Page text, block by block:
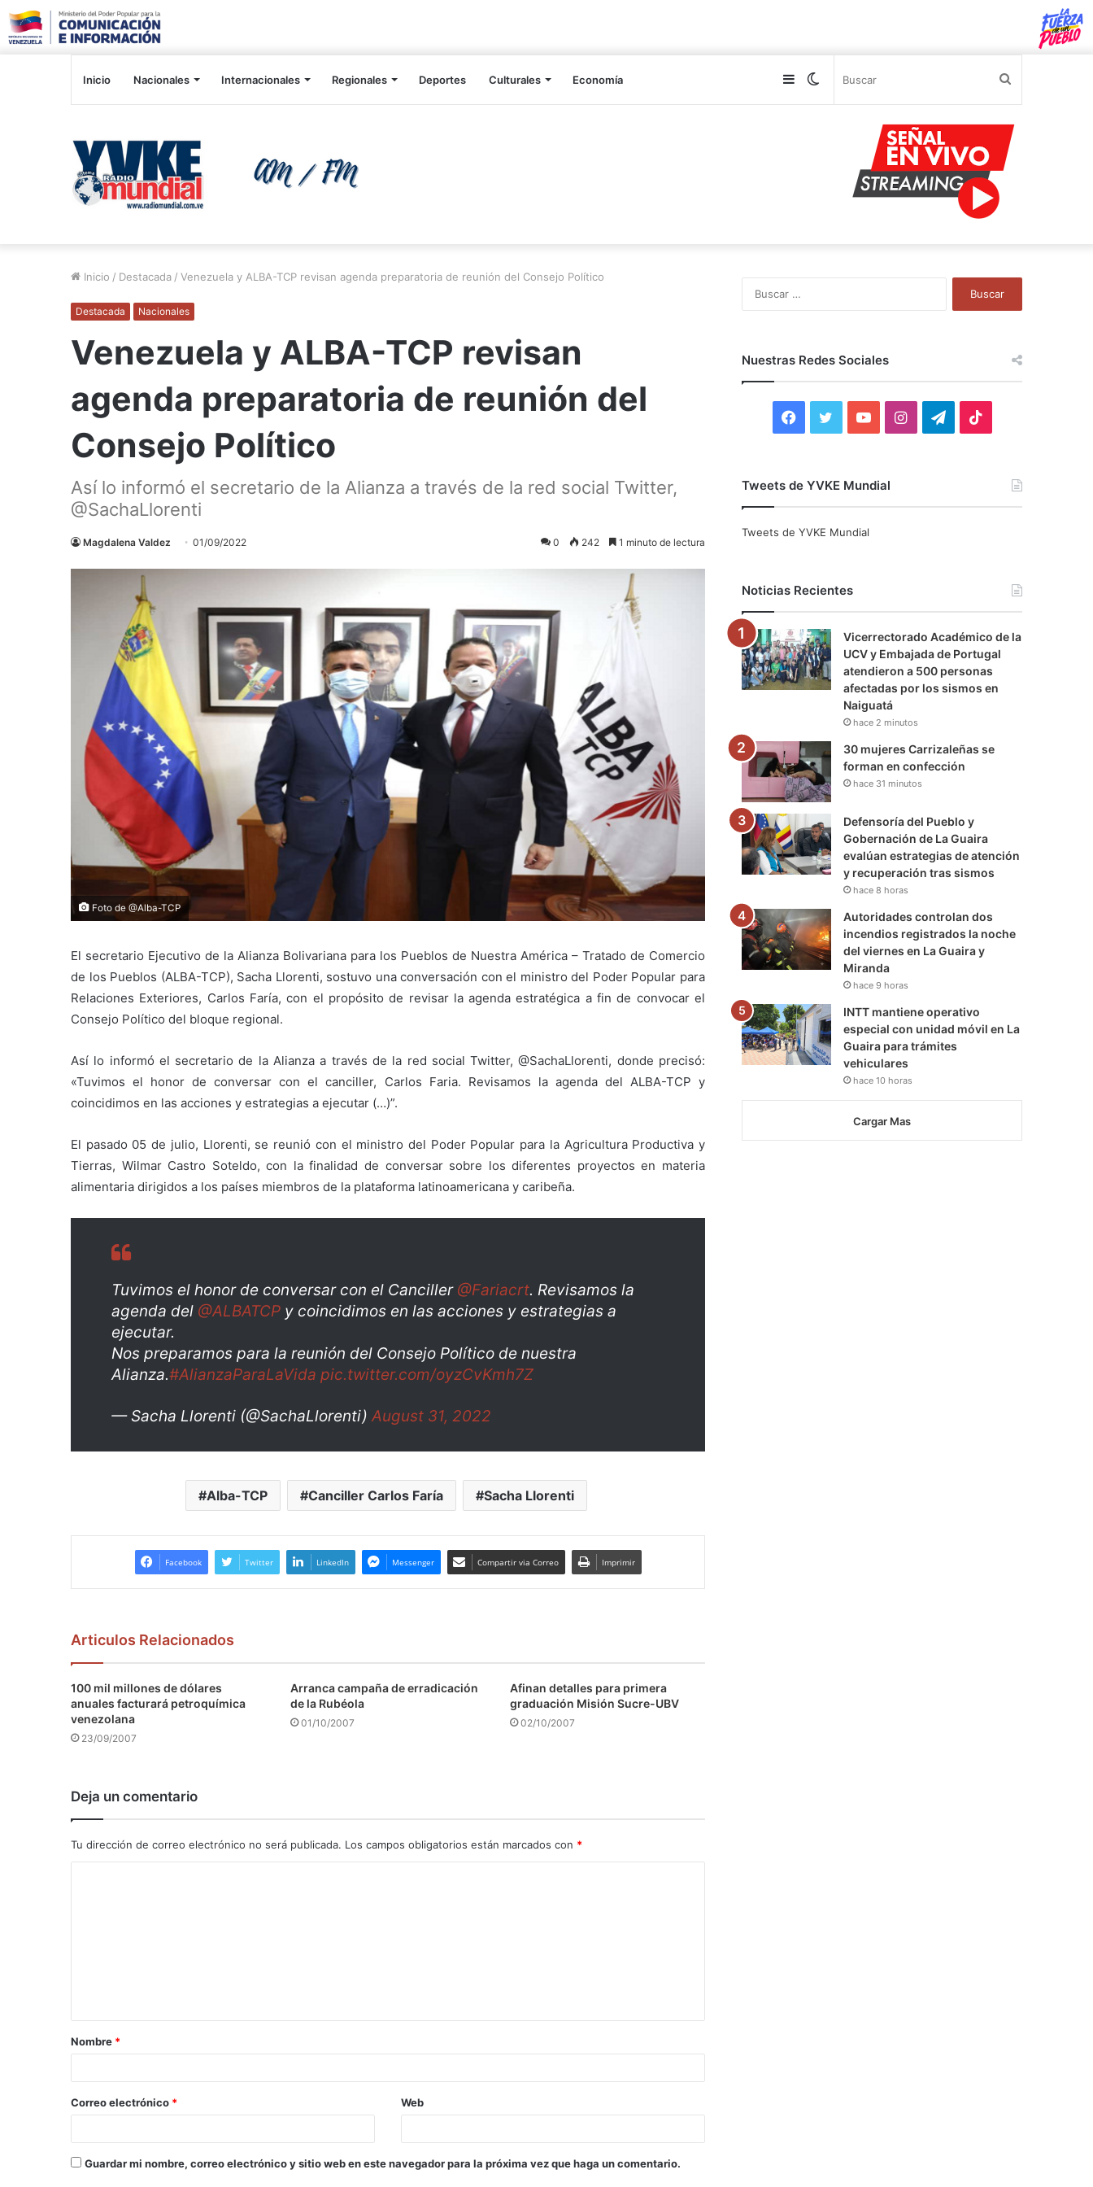
Inicio Nacionales Internacionales Regionales Deportes Culturales Economía Switch
Sidebar
Inicio / Destacada / Venezuela y ALBA-TCP revisan agenda preparatoria de reunión del Consejo Político
Destacada Nacionales
Venezuela y ALBA-TCP revisan
agenda preparatoria de reunión del
Consejo Político
Así lo informó el secretario de la Alianza a través de la red social Twitter,
@SachaLlorenti
Magdalena Valdez 01/09/2022 0 242 1 minuto de lectura
Foto de @Alba-TCP
El secretario Ejecutivo de la Alianza Bolivariana para los Pueblos de Nuestra América – Tratado de Comercio
de los Pueblos (ALBA-TCP), Sacha Llorenti, sostuvo una conversación con el ministro del Poder Popular para
Relaciones Exteriores, Carlos Faría, con el propósito de revisar la agenda estratégica a fin de convocar el
Consejo Político del bloque regional.
Así lo informó el secretario de la Alianza a través de la red social Twitter, @SachaLlorenti, donde precisó:
«Tuvimos el honor de conversar con el canciller, Carlos Faria. Revisamos la agenda del ALBA-TCP y
coincidimos en las acciones y estrategias a ejecutar (…)”.
El pasado 05 de julio, Llorenti, se reunió con el ministro del Poder Popular para la Agricultura Productiva y
Tierras, Wilmar Castro Soteldo, con la finalidad de conversar sobre los diferentes proyectos en materia
alimentaria dirigidos a los países miembros de la plataforma latinoamericana y caribeña.
Tuvimos el honor de conversar con el Canciller @Fariacrt. Revisamos la
agenda del @ALBATCP y coincidimos en las acciones y estrategias a
ejecutar.
Nos preparamos para la reunión del Consejo Político de nuestra
Alianza.#AlianzaParaLaVida pic.twitter.com/oyzCvKmh7Z
— Sacha Llorenti (@SachaLlorenti) August 31, 2022
Alba-TCP Canciller Carlos Faría Sacha Llorenti
Facebook Twitter LinkedIn Messenger Compartir via Correo Imprimir
Articulos Relacionados
100 mil millones de dólares
anuales facturará petroquímica
venezolana
23/09/2007
Arranca campaña de erradicación
de la Rubéola
01/10/2007
Afinan detalles para primera
graduación Misión Sucre-UBV
02/10/2007
Deja un comentario
Tu dirección de correo electrónico no será publicada. Los campos obligatorios están marcados con *
a
r
*
Nombre *
Correo electrónico * Web
Guardar mi nombre, correo electrónico y sitio web en este navegador para la próxima vez que haga un comentario.
Nuestras Redes Sociales
F
c
o
k
i
r
Y
u
e
I
r
a
m
T
a
m
Tweets de YVKE Mundial
Tweets de YVKE Mundial
Noticias Recientes
Vicerrectorado Académico de la
UCV y Embajada de Portugal
atendieron a 500 personas
afectadas por los sismos en
Naiguatá
hace 2 minutos
30 mujeres Carrizaleñas se
forman en confección
hace 31 minutos
Defensoría del Pueblo y
Gobernación de La Guaira
evalúan estrategias de atención
y recuperación tras sismos
hace 8 horas
Autoridades controlan dos
incendios registrados la noche
del viernes en La Guaira y
Miranda
hace 9 horas
INTT mantiene operativo
especial con unidad móvil en La
Guaira para trámites
vehiculares
hace 10 horas
Cargar Mas